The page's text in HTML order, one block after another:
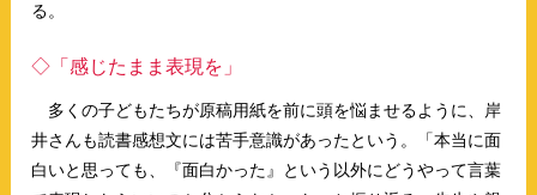
る。
◇「感じたまま表現を」
多くの子どもたちが原稿用紙を前に頭を悩ませるように、岸
井さんも読書感想文には苦手意識があったという。「本当に面
白いと思っても、『面白かった』という以外にどうやって言葉